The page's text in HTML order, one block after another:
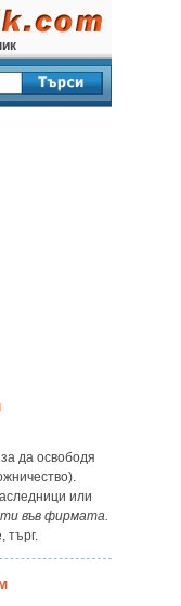
да освободя
или
във фирмата.
търг.